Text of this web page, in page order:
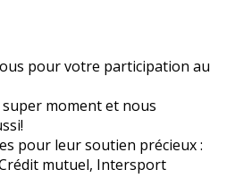
pour votre participation au
moment et nous
pour leur soutien précieux :
mutuel, Intersport